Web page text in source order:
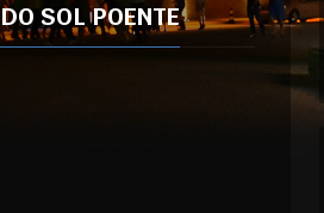
SOL POENTE